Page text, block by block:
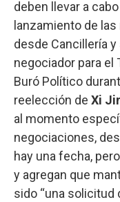
deben llevar a
lanzamiento de
desde Cancillería
negociador para el
Buró Político
reelección de Xi
al momento
negociaciones,
hay una fecha,
y agregan que
sido “una solicitud